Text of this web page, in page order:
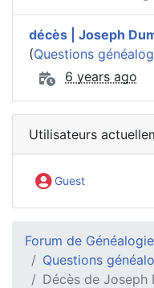
décès | Joseph
(Questions
6 years ago
Utilisateurs
Guest
Forum de
Questions
Décès de Joseph